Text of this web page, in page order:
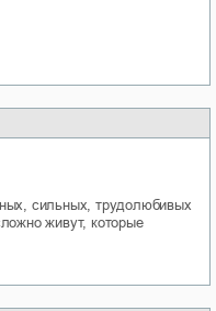
сильных, трудолюбивых
живут, которые